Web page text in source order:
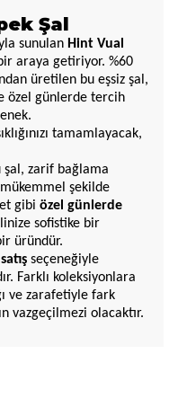
Şal
sunulan Hint Vual
araya getiriyor. %60
üretilen bu eşsiz şal,
özel günlerde tercih
tamamlayacak,
zarif bağlama
şekilde
gibi özel günlerde
sofistike bir
üründür.
seçeneğiyle
Farklı koleksiyonlara
ve zarafetiyle fark
vazgeçilmezi olacaktır.